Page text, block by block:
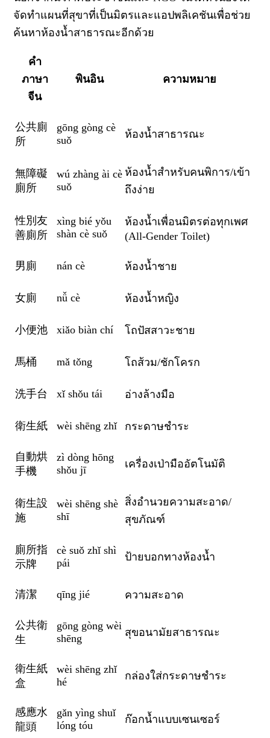
จัดทำแผนที่สุขาที่เป็นมิตรและแอปพลิเคชันเพื่อช่วย
ค้นหาห้องน้ำสาธารณะอีกด้วย
คำ
ภาษา
จีน
พินอิน ความหมาย
公共廁
所
gōng gòng cè
suǒ
ห้องน้ำสาธารณะ
無障礙
廁所
wú zhàng ài cè
suǒ
ห้องน้ำสำหรับคนพิการ/เข้า
ถึงง่าย
性別友
善廁所
xìng bié yǒu
shàn cè suǒ
ห้องน้ำเพื่อนมิตรต่อทุกเพศ
(All-Gender Toilet)
男廁 nán cè ห้องน้ำชาย
女廁 nǚ cè ห้องน้ำหญิง
小便池 xiǎo biàn chí โถปัสสาวะชาย
馬桶 mǎ tǒng โถส้วม/ชักโครก
洗手台 xǐ shǒu tái อ่างล้างมือ
衛生紙 wèi shēng zhǐ กระดาษชำระ
自動烘
手機
zì dòng hōng
shǒu jī
เครื่องเป่ามืออัตโนมัติ
衛生設
施
wèi shēng shè
shī
สิ่งอำนวยความสะอาด/
สุขภัณฑ์
廁所指
示牌
cè suǒ zhǐ shì
pái
ป้ายบอกทางห้องน้ำ
清潔 qīng jié ความสะอาด
公共衛
生
gōng gòng wèi
shēng
สุขอนามัยสาธารณะ
衛生紙
盒
wèi shēng zhǐ
hé
กล่องใส่กระดาษชำระ
感應水
龍頭
gǎn yìng shuǐ
lóng tóu
ก๊อกน้ำแบบเซนเซอร์